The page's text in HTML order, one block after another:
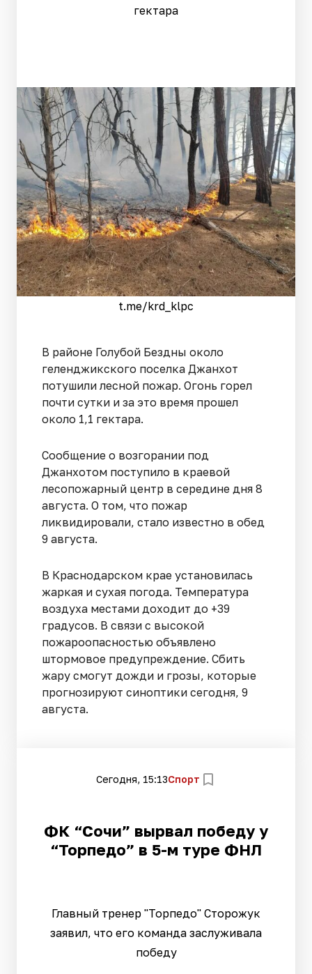
гектара
t.me/krd_klpc
В районе Голубой Бездны около
геленджикского поселка Джанхот
потушили лесной пожар. Огонь горел
почти сутки и за это время прошел
около 1,1 гектара.
Сообщение о возгорании под
Джанхотом поступило в краевой
лесопожарный центр в середине дня 8
августа. О том, что пожар
ликвидировали, стало известно в обед
9 августа.
В Краснодарском крае установилась
жаркая и сухая погода. Температура
воздуха местами доходит до +39
градусов. В связи с высокой
пожароопасностью объявлено
штормовое предупреждение. Сбить
жару смогут дожди и грозы, которые
прогнозируют синоптики сегодня, 9
августа.
Сегодня, 15:13Спорт
ФК “Сочи” вырвал победу у
“Торпедо” в 5-м туре ФНЛ
Главный тренер "Торпедо" Сторожук
заявил, что его команда заслуживала
победу